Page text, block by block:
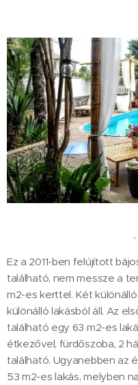
Ez a 2011-ben felújított
található, nem messze a
m2-es kerttel. Két
különálló lakásból áll. Az
található egy 63 m2-es
étkezővel, fürdőszoba, 2
található. Ugyanebben az
53 m2-es lakás, melyben